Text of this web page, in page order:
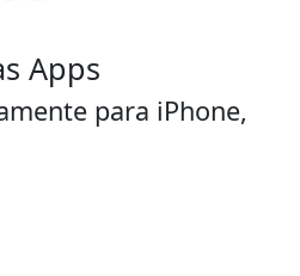
Apps
para iPhone,